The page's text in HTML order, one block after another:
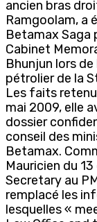
ancien bras
Ramgoolam, a
Betamax Saga
Cabinet
Bhunjun lors
pétrolier de la
Les faits
mai 2009, elle
dossier
conseil des
Betamax.
Mauricien du
Secretary au
remplacé les
lesquelles «